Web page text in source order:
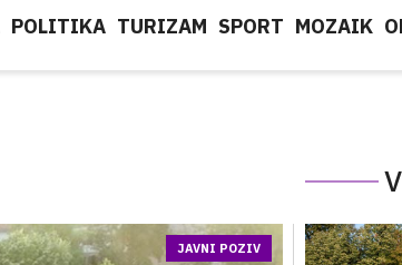
POLITIKA TURIZAM SPORT MOZAIK
JAVNI POZIV